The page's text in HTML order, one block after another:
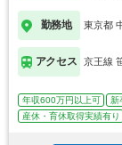
勤務地 東京都
アクセス 京王線
年収600万円以上可 新
産休・育休取得実績有り